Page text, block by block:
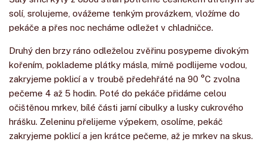
solí, srolujeme, ovážeme tenkým provázkem, vložíme do
pekáče a přes noc necháme odležet v chladničce.
Druhý den brzy ráno odleželou zvěřinu posypeme divokým
kořením, poklademe plátky másla, mírně podlijeme vodou,
zakryjeme poklicí a v troubě předehřáté na 90 °C zvolna
pečeme 4 až 5 hodin. Poté do pekáče přidáme celou
očištěnou mrkev, bílé části jarní cibulky a lusky cukrového
hrášku. Zeleninu přelijeme výpekem, osolíme, pekáč
zakryjeme poklicí a jen krátce pečeme, až je mrkev na skus.